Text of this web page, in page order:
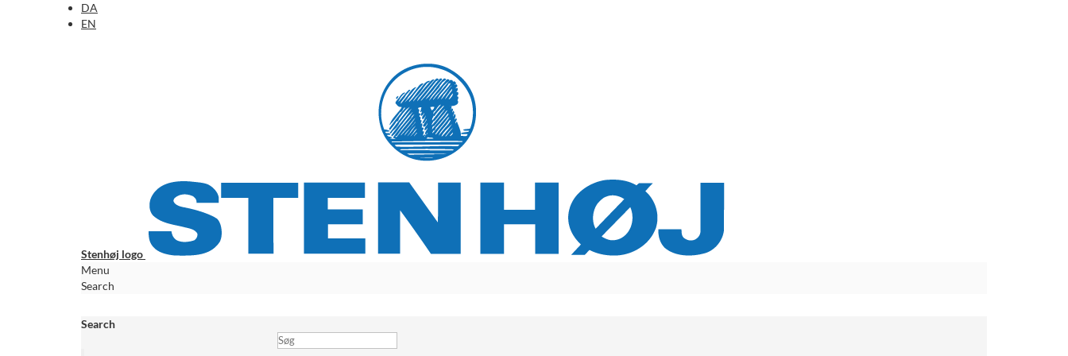
DA
EN
Stenhøj logo
Menu
Search
Search